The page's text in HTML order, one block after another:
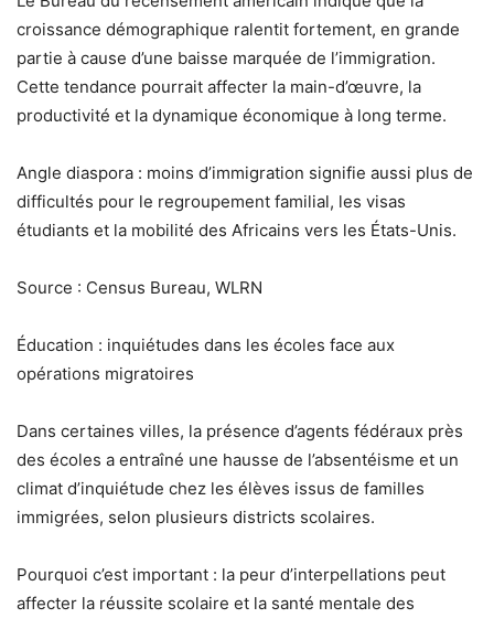
croissance démographique ralentit fortement, en grande
partie à cause d’une baisse marquée de l’immigration.
Cette tendance pourrait affecter la main-d’œuvre, la
productivité et la dynamique économique à long terme.
Angle diaspora : moins d’immigration signifie aussi plus de
difficultés pour le regroupement familial, les visas
étudiants et la mobilité des Africains vers les États-Unis.
Source : Census Bureau, WLRN
Éducation : inquiétudes dans les écoles face aux
opérations migratoires
Dans certaines villes, la présence d’agents fédéraux près
des écoles a entraîné une hausse de l’absentéisme et un
climat d’inquiétude chez les élèves issus de familles
immigrées, selon plusieurs districts scolaires.
Pourquoi c’est important : la peur d’interpellations peut
affecter la réussite scolaire et la santé mentale des